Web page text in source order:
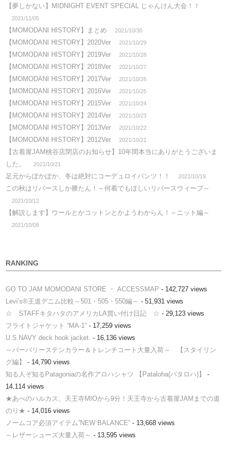
【夢しかない】MIDNIGHT EVENT SPECIAL じゃんけん大会！！
2021/11/05
【MOMODANI HISTORY】まとめ 2021/10/30
【MOMODANI HISTORY】2020Ver 2021/10/29
【MOMODANI HISTORY】2019Ver 2021/10/28
【MOMODANI HISTORY】2018Ver 2021/10/27
【MOMODANI HISTORY】2017Ver 2021/10/26
【MOMODANI HISTORY】2016Ver 2021/10/25
【MOMODANI HISTORY】2015Ver 2021/10/24
【MOMODANI HISTORY】2014Ver 2021/10/23
【MOMODANI HISTORY】2013Ver 2021/10/22
【MOMODANI HISTORY】2012Ver 2021/10/21
【古着屋JAM桃谷店閉店のお知らせ】10年間本当にありがとうございま
した。
2021/10/21
足元からぽかぽか、冬は絶対にコーデュロイパンツ！！ 2021/10/19
この秋はリバースしか勝たん！～何着でもほしいリバースウィーブ～
2021/10/12
【解説します】ウールとかコットンとかようわからん！～ニット編～
2021/10/08
RANKING
GO TO JAM MOMODANI STORE ・ ACCESSMAP - 142,727 views
Levi’s®王道デニム比較～501・505・550編～ - 51,931 views
☆ STAFFキタハタのアメリカLA買い付け日記 ☆ - 29,123 views
フライトジャケット “MA-1” - 17,259 views
U.S.NAVY deck hook jacket. - 16,136 views
～バーバリーステンカラー＆トレンチコート大量入荷～ 【スタイリン
グ編】
- 14,790 views
知る人ぞ知るPatagoniaの名作アロハシャツ 【Pataloha(パタロハ)】
-
14,114 views
★あべのハルカス、天王寺MIOから9分！天王寺から古着屋JAMまでの道
のり★ - 14,016 views
ノームコア必須アイテム”NEW BALANCE” - 13,668 views
～レザーシューズ大量入荷～ - 13,595 views